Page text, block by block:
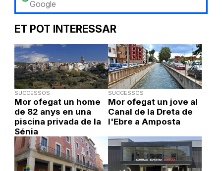
Google
ET POT INTERESSAR
SUCCESSOS
Mor ofegat un home
de 82 anys en una
piscina privada de la
Sénia
SUCCESSOS
Mor ofegat un jove al
Canal de la Dreta de
l'Ebre a Amposta